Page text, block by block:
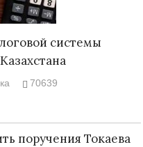
системы
70639
поручения Токаева